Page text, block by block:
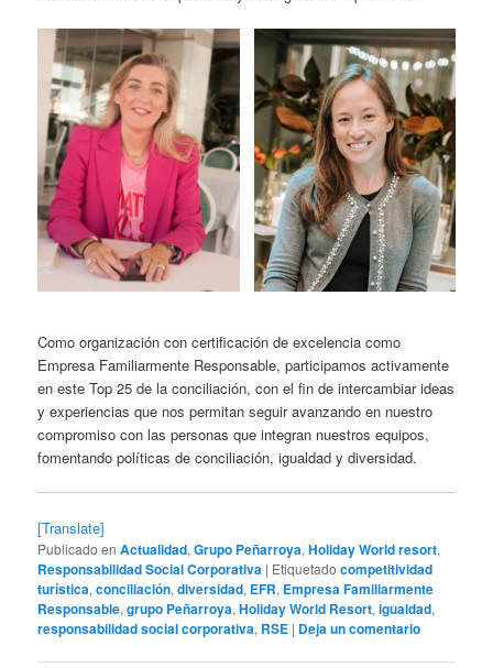
Como organización con certificación de excelencia como
Empresa Familiarmente Responsable, participamos activamente
en este Top 25 de la conciliación, con el fin de intercambiar ideas
y experiencias que nos permitan seguir avanzando en nuestro
compromiso con las personas que integran nuestros equipos,
fomentando políticas de conciliación, igualdad y diversidad.
[Translate]
Publicado en Actualidad,Grupo Peñarroya,Holiday World resort,
Responsabilidad Social Corporativa | Etiquetado competitividad
turística,conciliación,diversidad, EFR, Empresa Familiarmente
Responsable,grupo Peñarroya,Holiday World Resort,igualdad,
responsabilidad social corporativa, RSE | Deja un comentario